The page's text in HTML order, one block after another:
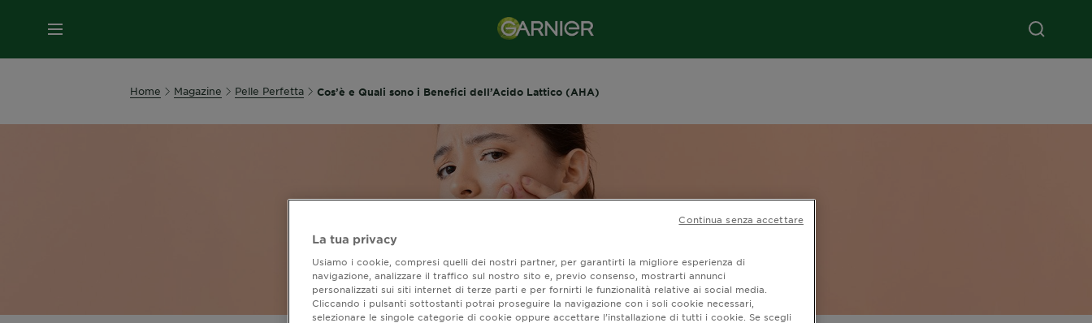
MENU
Home Magazine Pelle Perfetta Cos’è e Quali sono i Benefici dell’Acido Lattico (AHA)
La tua privacy
Usiamo i cookie, compresi quelli dei nostri partner, per garantirti la migliore esperienza di
navigazione, analizzare il traffico sul nostro sito e, previo consenso, mostrarti annunci
personalizzati sui siti internet di terze parti e per fornirti le funzionalità relative ai social media.
Cliccando i pulsanti sottostanti potrai proseguire la navigazione con i soli cookie necessari,
selezionare le singole categorie di cookie oppure accettare l’installazione di tutti i cookie. Se scegli
Continua senza accettare